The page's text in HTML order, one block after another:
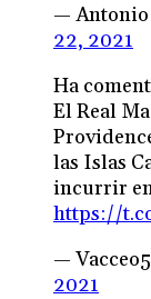
— Antonio
22, 2021
Ha
El Real
las Islas
incurrir
https://
—
2021